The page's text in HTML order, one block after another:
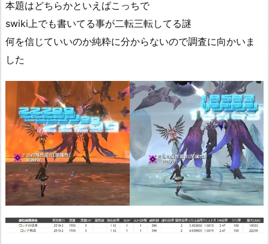
本題はどちらかといえばこっちで
swiki上でも書いてる事が二転三転してる謎
何を信じていいのか純粋に分からないので調査に向かいま
した